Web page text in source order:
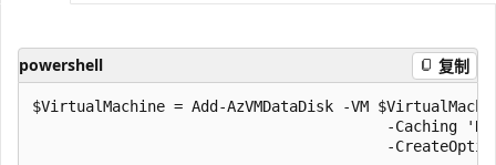
powershell 复制
$VirtualMachine = Add-AzVMDataDisk -VM
-Caching